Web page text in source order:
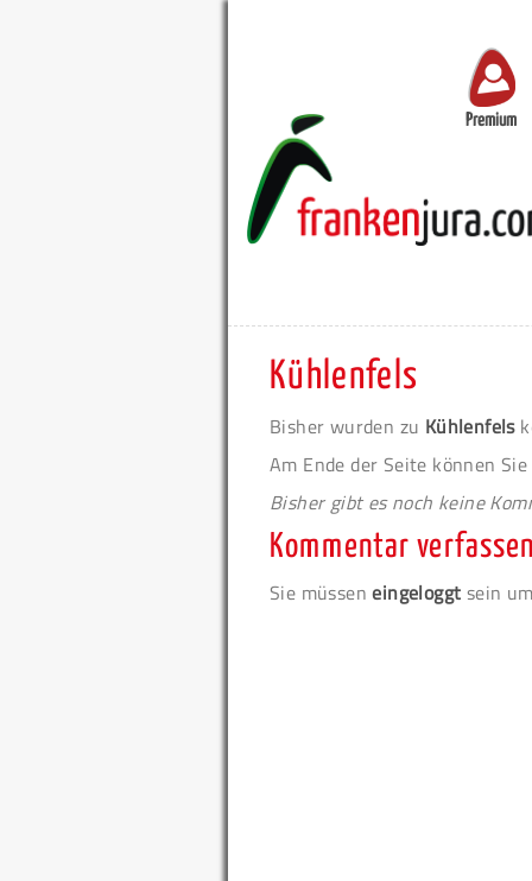
Premium
Kühlenfels
Bisher wurden zu Kühlenfels
Am Ende der Seite können
Bisher gibt es noch keine
Kommentar
Sie müsseneingeloggt sein